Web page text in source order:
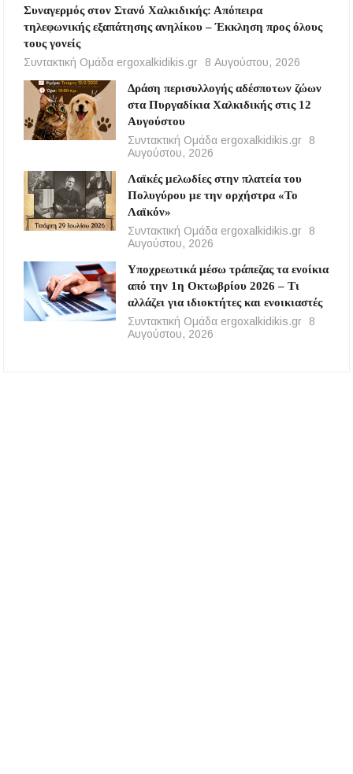
Συναγερμός στον Στανό Χαλκιδικής: Απόπειρα
τηλεφωνικής εξαπάτησης ανηλίκου – Έκκληση προς όλους
τους γονείς
Συντακτική Ομάδα ergoxalkidikis.gr
8 Αυγούστου, 2026
Δράση περισυλλογής αδέσποτων ζώων
στα Πυργαδίκια Χαλκιδικής στις 12
Αυγούστου
Συντακτική Ομάδα ergoxalkidikis.gr
8
Αυγούστου, 2026
Λαϊκές μελωδίες στην πλατεία του
Πολυγύρου με την ορχήστρα «Το
Λαϊκόν»
Συντακτική Ομάδα ergoxalkidikis.gr
8
Αυγούστου, 2026
Υποχρεωτικά μέσω τράπεζας τα ενοίκια
από την 1η Οκτωβρίου 2026 – Τι
αλλάζει για ιδιοκτήτες και ενοικιαστές
Συντακτική Ομάδα ergoxalkidikis.gr
8
Αυγούστου, 2026